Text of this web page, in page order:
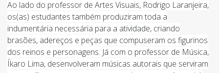
Ao lado do professor de Artes Visuais, Rodrigo Laranjeira,
os(as) estudantes também produziram toda a
indumentária necessária para a atividade, criando
brasões, adereços e peças que compuseram os figurinos
dos reinos e personagens. Já com o professor de Música,
Íkaro Lima, desenvolveram músicas autorais que serviram